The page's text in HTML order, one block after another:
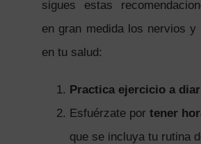
sigues estas
en gran medida los nervios y
en tu salud:
Practica ejercicio a
Esfuérzate por tener
que se incluya tu rutina